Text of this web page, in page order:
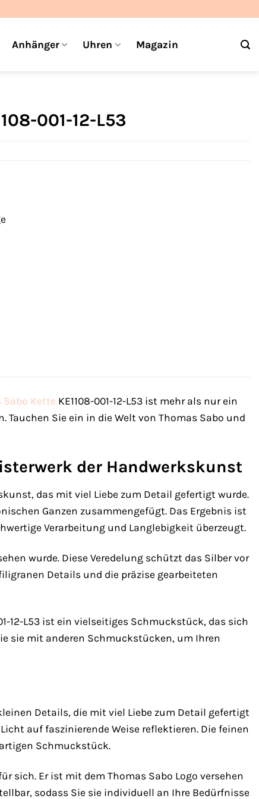
Anhänger Uhren Magazin
001-12-L53
Sabo Kette KE1108-001-12-L53 ist mehr als nur ein
Tauchen Sie ein in die Welt von Thomas Sabo und
der Handwerkskunst
das mit viel Liebe zum Detail gefertigt wurde.
Ganzen zusammengefügt. Das Ergebnis ist
Verarbeitung und Langlebigkeit überzeugt.
wurde. Diese Veredelung schützt das Silber vor
Details und die präzise gearbeiteten
12-L53 ist ein vielseitiges Schmuckstück, das sich
sie mit anderen Schmuckstücken, um Ihren
Details, die mit viel Liebe zum Detail gefertigt
auf faszinierende Weise reflektieren. Die feinen
Schmuckstück.
sich. Er ist mit dem Thomas Sabo Logo versehen
sodass Sie sie individuell an Ihre Bedürfnisse